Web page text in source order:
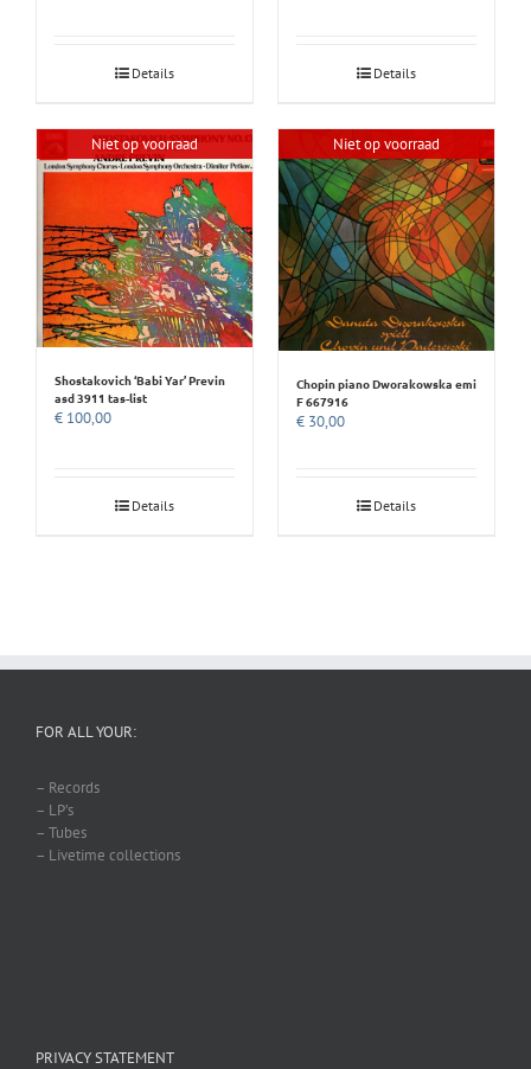
Details Details
Niet op voorraad
Shostakovich ‘Babi Yar’ Previn
asd 3911 tas-list
€ 100,00
Details
Niet op voorraad
Chopin piano Dworakowska emi
F 667916
€ 30,00
Details
FOR ALL YOUR:
– Records
– LP’s
– Tubes
– Livetime collections
PRIVACY STATEMENT